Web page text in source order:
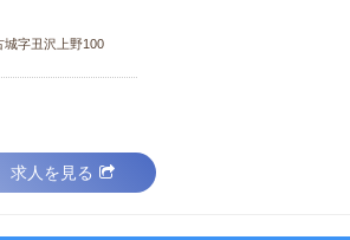
城字丑沢上野100
求人を見る